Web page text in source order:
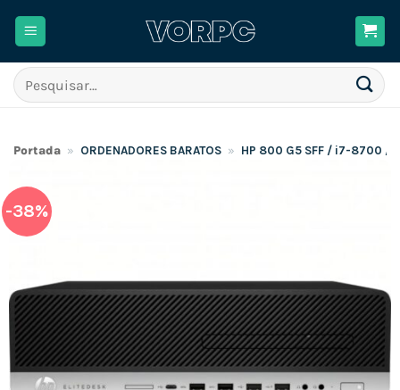
Pesquisar
por:
Portada » ORDENADORES BARATOS » HP 800 G5 SFF / i7-8700 /
-38%